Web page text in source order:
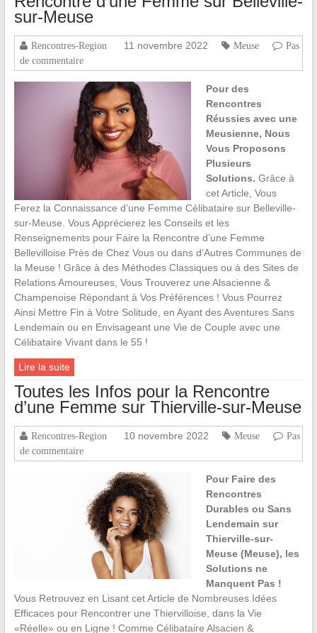
sur-Meuse
Rencontres-Region 11 novembre 2022 Meuse
Pas
de commentaire
Pour des
Rencontres
Réussies avec une
Meusienne, Nous
Vous Proposons
Plusieurs
Solutions. Grâce à
cet Article, Vous
Ferez la Connaissance d’une Femme Célibataire sur Belleville-
sur-Meuse. Vous Apprécierez les Conseils et les
Renseignements pour Faire la Rencontre d’une Femme
Bellevilloise Près de Chez Vous ou dans d’Autres Communes de
la Meuse ! Grâce à des Méthodes Classiques ou à des Sites de
Relations Amoureuses, Vous Trouverez une Alsacienne &
Champenoise Répondant à Vos Préférences ! Vous Pourrez
Ainsi Mettre Fin à Votre Solitude, en Ayant des Aventures Sans
Lendemain ou en Envisageant une Vie de Couple avec une
Célibataire Vivant dans le 55 !
Lire la suite
Toutes les Infos pour la Rencontre
d’une Femme sur Thierville-sur-Meuse
Rencontres-Region 10 novembre 2022 Meuse
Pas
de commentaire
Pour Faire des
Rencontres
Durables ou Sans
Lendemain sur
Thierville-sur-
Meuse (Meuse), les
Solutions ne
Manquent Pas !
Vous Retrouvez en Lisant cet Article de Nombreuses Idées
Efficaces pour Rencontrer une Thiervilloise, dans la Vie
«Réelle» ou en Ligne ! Comme Célibataire Alsacien &